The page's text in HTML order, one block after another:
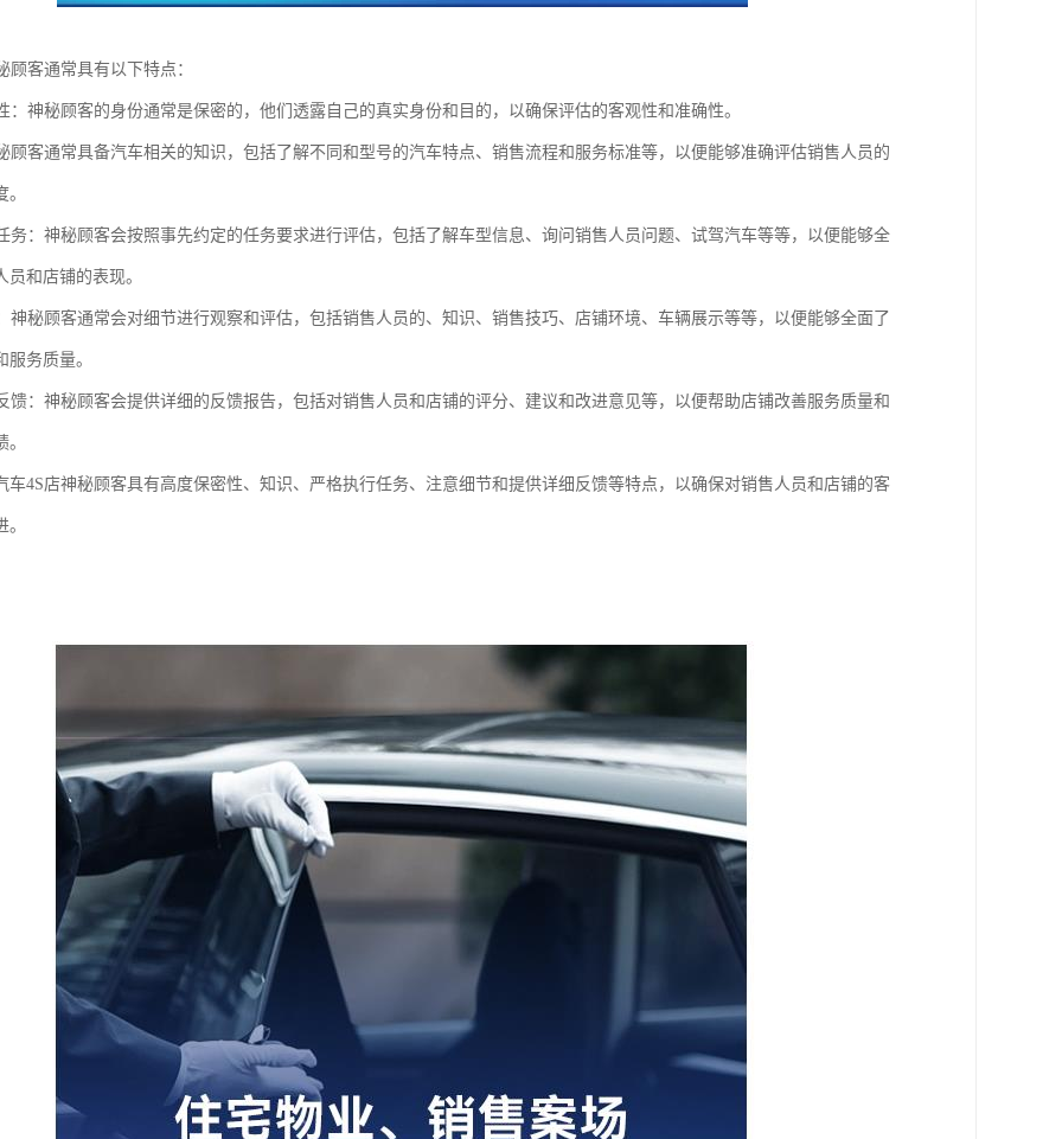
顾客通常具有以下特点：
：神秘顾客的身份通常是保密的，他们透露自己的真实身份和目的，以确保评估的客观性和准确性。
顾客通常具备汽车相关的知识，包括了解不同和型号的汽车特点、销售流程和服务标准等，以便能够准确评估销售人员的
务：神秘顾客会按照事先约定的任务要求进行评估，包括了解车型信息、询问销售人员问题、试驾汽车等等，以便能够全
员和店铺的表现。
神秘顾客通常会对细节进行观察和评估，包括销售人员的、知识、销售技巧、店铺环境、车辆展示等等，以便能够全面了
服务质量。
馈：神秘顾客会提供详细的反馈报告，包括对销售人员和店铺的评分、建议和改进意见等，以便帮助店铺改善服务质量和
车4S店神秘顾客具有高度保密性、知识、严格执行任务、注意细节和提供详细反馈等特点，以确保对销售人员和店铺的客